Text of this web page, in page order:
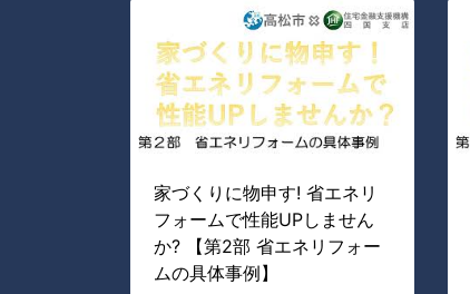
家づくりに物申す! 省エネリ
フォームで性能UPしません
か? 【第2部 省エネリフォー
ムの具体事例】